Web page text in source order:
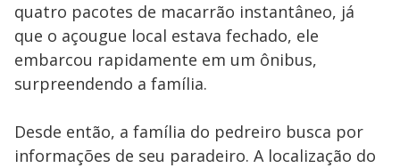
quatro pacotes de macarrão instantâneo, já
que o açougue local estava fechado, ele
embarcou rapidamente em um ônibus,
surpreendendo a família.
Desde então, a família do pedreiro busca por
informações de seu paradeiro. A localização do